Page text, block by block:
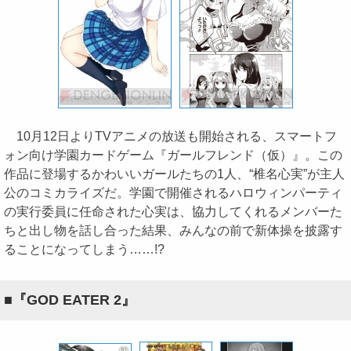
10月12日よりTVアニメの放送も開始される、スマートフ
ォン向け学園カードゲーム『ガールフレンド（仮）』。この
作品に登場するかわいいガールたちの1人、“椎名心実”が主人
公のコミカライズだ。学園で開催されるハロウィンパーティ
の実行委員に任命された心実は、協力してくれるメンバーた
ちと出し物を話し合った結果、みんなの前で新体操を披露す
ることになってしまう……!?
■『GOD EATER 2』